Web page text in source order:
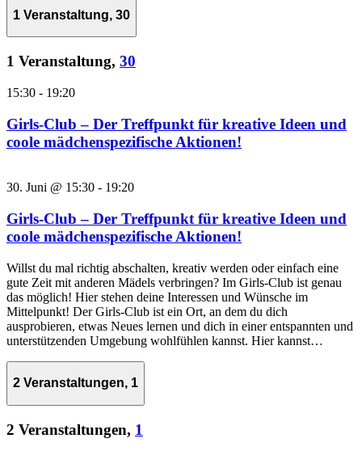
1 Veranstaltung, 30
1 Veranstaltung, 30
15:30 - 19:20
Girls-Club – Der Treffpunkt für kreative Ideen und
coole mädchenspezifische Aktionen!
30. Juni @ 15:30 - 19:20
Girls-Club – Der Treffpunkt für kreative Ideen und
coole mädchenspezifische Aktionen!
Willst du mal richtig abschalten, kreativ werden oder einfach eine
gute Zeit mit anderen Mädels verbringen? Im Girls-Club ist genau
das möglich! Hier stehen deine Interessen und Wünsche im
Mittelpunkt! Der Girls-Club ist ein Ort, an dem du dich
ausprobieren, etwas Neues lernen und dich in einer entspannten und
unterstützenden Umgebung wohlfühlen kannst. Hier kannst…
2 Veranstaltungen, 1
2 Veranstaltungen, 1